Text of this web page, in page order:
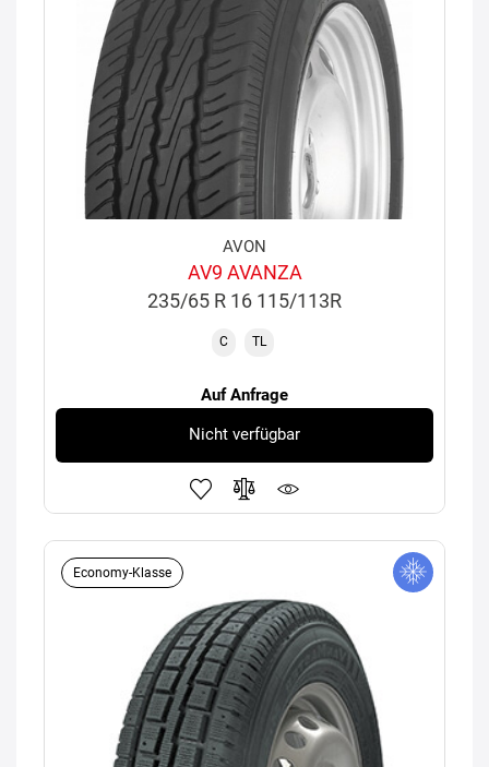
AVON
AV9 AVANZA
235/65 R 16 115/113R
C TL
Auf Anfrage
Nicht verfügbar
Economy-Klasse